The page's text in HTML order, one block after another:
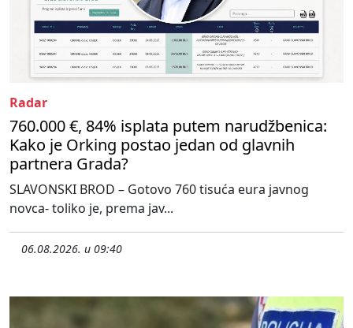
Radar
760.000 €, 84% isplata putem narudžbenica:
Kako je Orking postao jedan od glavnih
partnera Grada?
SLAVONSKI BROD – Gotovo 760 tisuća eura javnog
novca- toliko je, prema jav...
06.08.2026. u 09:40